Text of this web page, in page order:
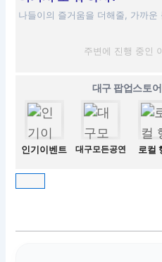
나들이의 즐거움을 더해줄, 가까운
주변에 진행 중인
대구 팝업스토
인기이벤트 대구모든공연 로컬